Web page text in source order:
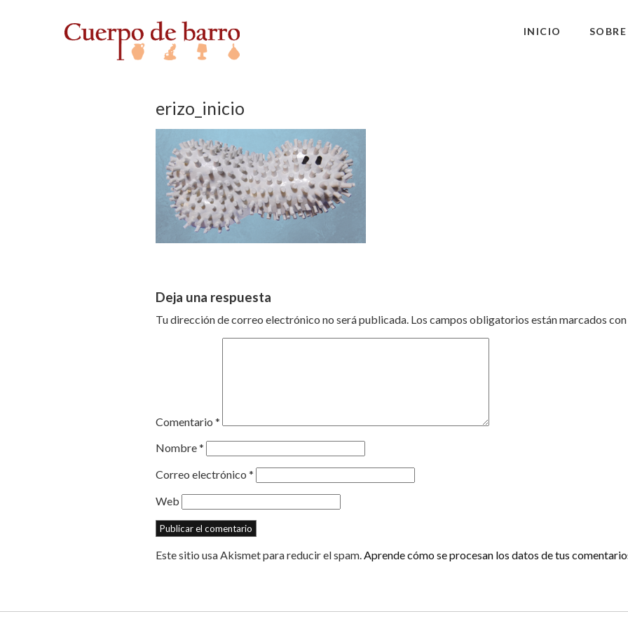
INICIO
erizo_inicio
Deja una respuesta
Tu dirección de correo electrónico no será publicada. Los campos obligatorios están marcados con
Comentario *
Nombre*
Correo electrónico *
Web
Este sitio usa Akismet para reducir el spam.Aprende cómo se procesan los datos de tus